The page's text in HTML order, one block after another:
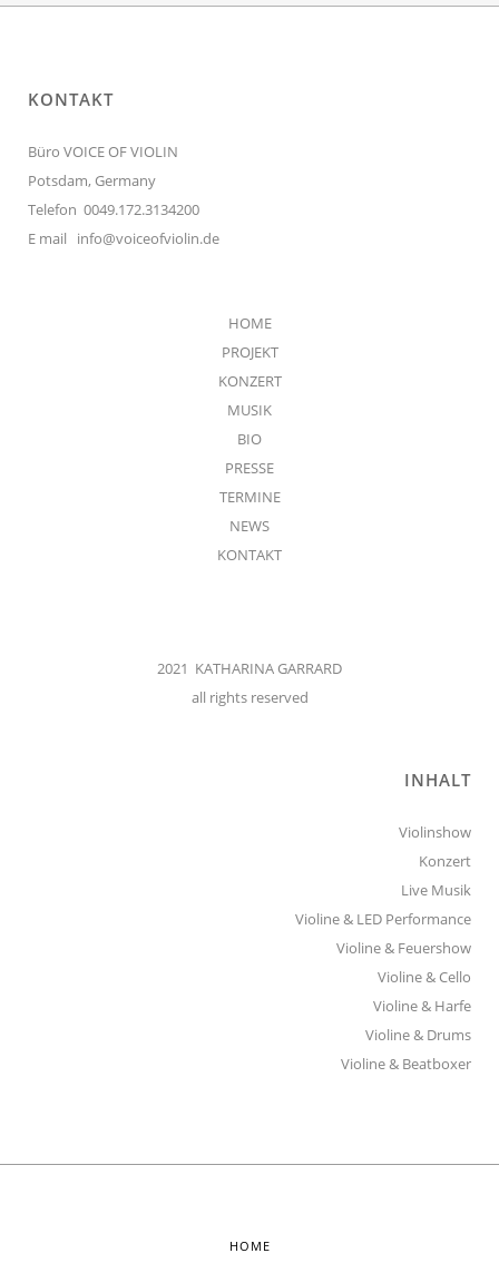
KONTAKT
Büro VOICE OF VIOLIN
Potsdam, Germany
Telefon 0049.172.3134200
E mail info@voiceofviolin.de
HOME
PROJEKT
KONZERT
MUSIK
BIO
PRESSE
TERMINE
NEWS
KONTAKT
2021 KATHARINA GARRARD
all rights reserved
INHALT
Violinshow
Konzert
Live Musik
Violine & LED Performance
Violine & Feuershow
Violine & Cello
Violine & Harfe
Violine & Drums
Violine & Beatboxer
HOME